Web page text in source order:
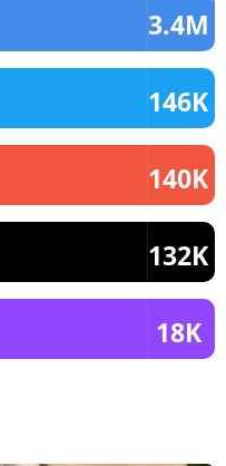
3.4M
146K
140K
132K
18K